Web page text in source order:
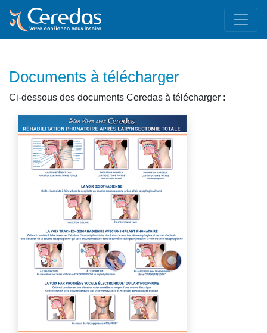
Documents à télécharger
Ci-dessous des documents Ceredas à télécharger :